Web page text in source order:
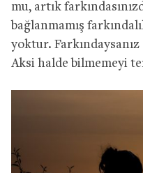
mu, artık
bağlanmamış
yoktur.
Aksi halde bilmemeyi